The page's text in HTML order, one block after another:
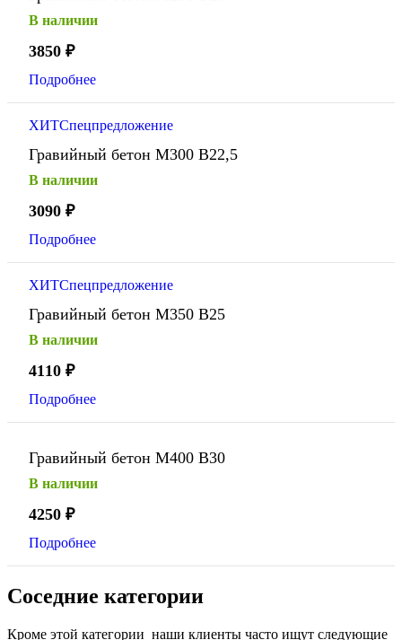
В наличии
3850 ₽
Подробнее
ХИТСпецпредложение
Гравийный бетон М300 В22,5
В наличии
3090 ₽
Подробнее
ХИТСпецпредложение
Гравийный бетон М350 В25
В наличии
4110 ₽
Подробнее
Гравийный бетон М400 В30
В наличии
4250 ₽
Подробнее
Соседние категории
Кроме этой категории наши клиенты часто ищут следующие